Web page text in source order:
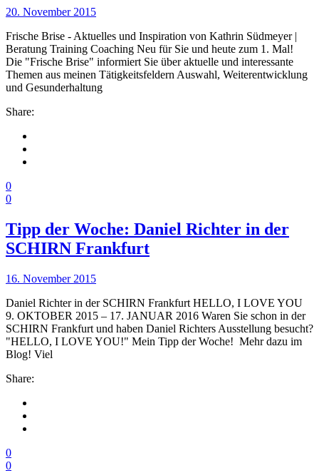
20. November 2015
Frische Brise - Aktuelles und Inspiration von Kathrin Südmeyer |
Beratung Training Coaching Neu für Sie und heute zum 1. Mal!
Die "Frische Brise" informiert Sie über aktuelle und interessante
Themen aus meinen Tätigkeitsfeldern Auswahl, Weiterentwicklung
und Gesunderhaltung
Share:
0
0
Tipp der Woche: Daniel Richter in der
SCHIRN Frankfurt
16. November 2015
Daniel Richter in der SCHIRN Frankfurt HELLO, I LOVE YOU
9. OKTOBER 2015 – 17. JANUAR 2016 Waren Sie schon in der
SCHIRN Frankfurt und haben Daniel Richters Ausstellung besucht?
"HELLO, I LOVE YOU!" Mein Tipp der Woche! Mehr dazu im
Blog! Viel
Share:
0
0